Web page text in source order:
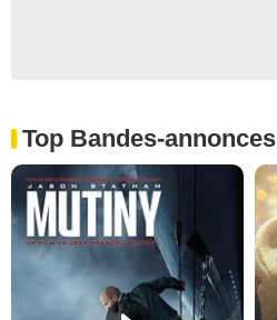
Top Bandes-annonces